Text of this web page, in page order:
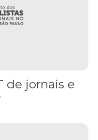
de jornais e